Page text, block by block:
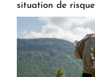
situation de risque